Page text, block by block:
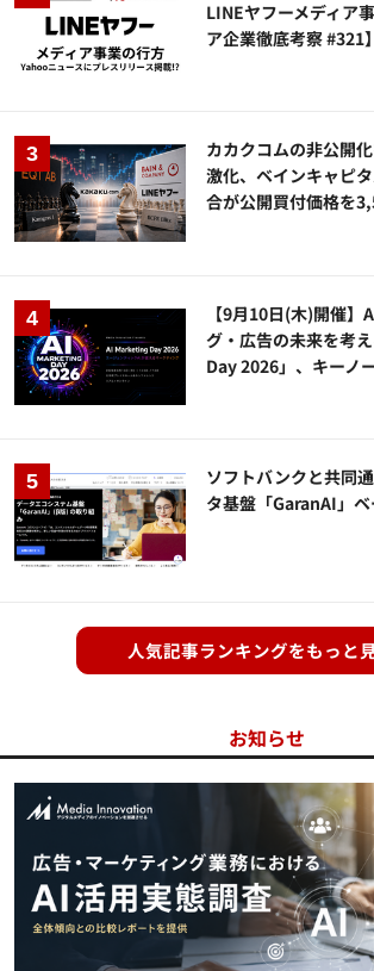
LINEヤフーメディア
ア企業徹底考察 #321】
カカクコムの非公開
激化、ベインキャピ
合が公開買付価格を
【9月10日(木)開催】
グ・広告の未来を考
Day 2026」、キーノ
ソフトバンクと共同
タ基盤「GaranAI」
人気記事ランキングをもっと
お知らせ